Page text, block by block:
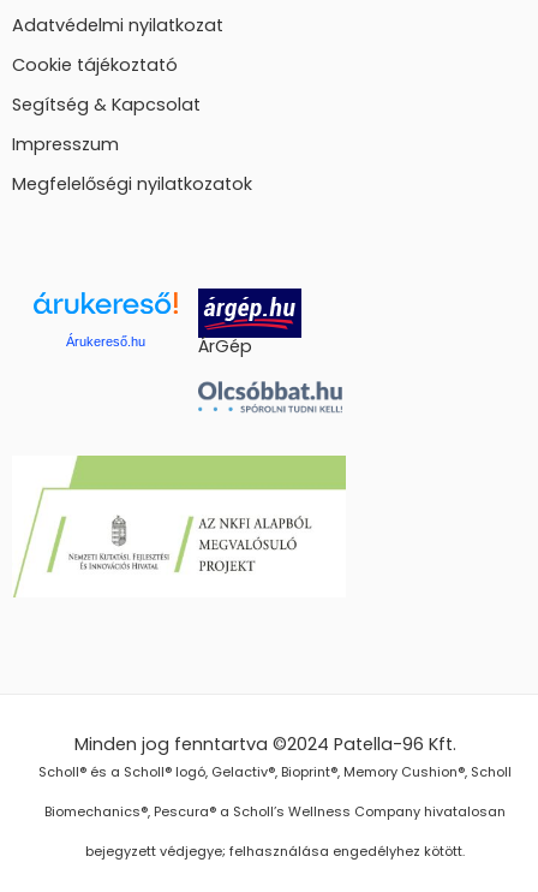
Adatvédelmi nyilatkozat
Cookie tájékoztató
Segítség & Kapcsolat
Impresszum
Megfelelőségi nyilatkozatok
Árukereső.hu ÁrGép
Minden jog fenntartva ©2024Patella-96 Kft.
Scholl® és a Scholl® logó, Gelactiv®, Bioprint®, Memory Cushion®, Scholl
Biomechanics®, Pescura® a Scholl’s Wellness Company hivatalosan
bejegyzett védjegye; felhasználása engedélyhez kötött.